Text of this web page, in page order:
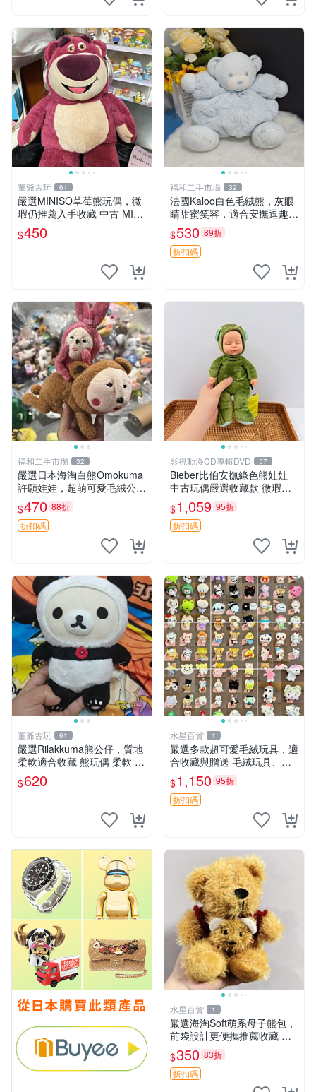
董爺古玩 61
嚴選MINISO草莓熊玩偶，微
瑕仍推薦入手收藏 中古 MINI
SO 草莓熊 玩具 收藏
$450
福和二手市場 32
法國Kaloo白色毛絨熊，灰眼
睛甜蜜笑容，適合安撫逗趣可
愛，柔軟面料手感佳。14 白
色安撫熊 毛絨玩具 寶寶逗樂
具
$530 89折
折扣碼
福和二手市場 32
嚴選日本海淘白熊Omokuma
許願娃娃，超萌可愛毛絨公仔
推薦收藏 白熊 Omokuma 毛
絨玩具 偽裝娃娃 玩具擺飾
$470 88折
折扣碼
影視動漫CD專輯DVD 57
Bieber比伯安撫綠色熊娃娃
中古玩偶嚴選收藏款 微瑕輕
度使用 Bieber綠熊娃娃 中古
玩偶 微瑕
$1,059 95折
折扣碼
董爺古玩 61
嚴選Rilakkuma熊公仔，質地
柔軟適合收藏 熊玩偶 柔軟 公
仔 收藏
$620
水星百貨 1
嚴選多款超可愛毛絨玩具，適
合收藏與贈送 毛絨玩具、抱
枕、公仔
$1,150 95折
折扣碼
水星百貨 1
嚴選海淘Soft萌系母子熊包，
前袋設計更便攜推薦收藏 母
子熊 軟綿綿 包包
$350 83折
折扣碼